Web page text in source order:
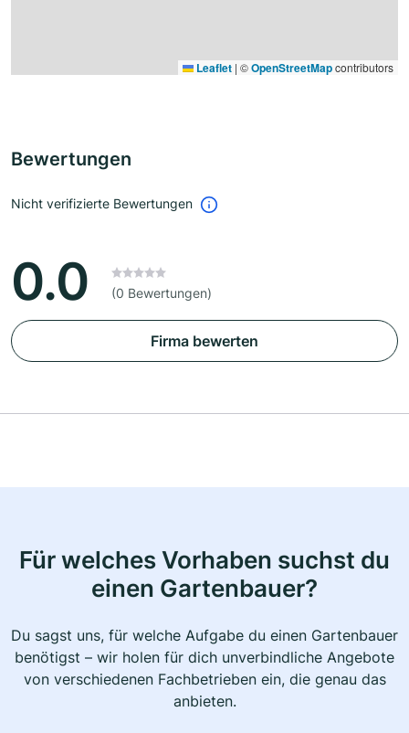
Leaflet | ©OpenStreetMapcontributors
Bewertungen
Nicht verifizierte Bewertungen
0.0 (0 Bewertungen)
Firma bewerten
Für welches Vorhaben suchst du
einen Gartenbauer?
Du sagst uns, für welche Aufgabe du einen Gartenbauer
benötigst – wir holen für dich unverbindliche Angebote
von verschiedenen Fachbetrieben ein, die genau das
anbieten.